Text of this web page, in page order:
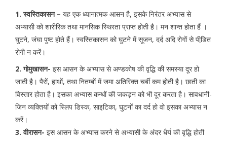
1. स्वस्तिकासन – यह एक ध्यानात्मक आसन है, इसके निरंतर अभ्यास से
अभ्यासी को शारीरिक तथा मानसिक स्थिरता प्राप्त होती है। मन शान्त होता हैं ।
घुटने, जंघा पुष्ट होते हैं। स्वस्तिकासन को घुटने में सूजन, दर्द अदि रोगों से पीडि़त
रोगी न करें।
2. गोमुखासन- इस आसन के अभ्यास से अण्डकोष की वृद्धि की समस्या दूर हो
जाती है। पैरों, हाथों, तथा नितम्बों में जमा अतिरिक्त चर्बी कम होती है। छाती का
विस्तार होता है। इसका अभ्यास कन्धों की जकड़न को भी दूर करता है। सावधानी-
जिन व्यक्तियों को स्लिप डिस्क, साइटिका, घुटनों का दर्द हो वो इसका अभ्यास न
करें।
3. वीरासन- इस आसन के अभ्यास करने से अभ्यासी के अंदर धैर्य की वृद्धि होती